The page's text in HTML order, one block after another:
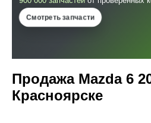
Продажа Mazda 6
Красноярске